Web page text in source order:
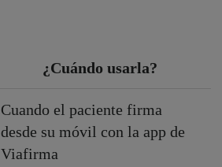
¿Cuándo usarla?
Cuando el paciente firma
desde su móvil con la app de
Viafirma